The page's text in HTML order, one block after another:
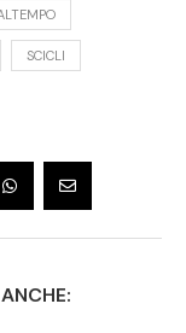
SCICLI